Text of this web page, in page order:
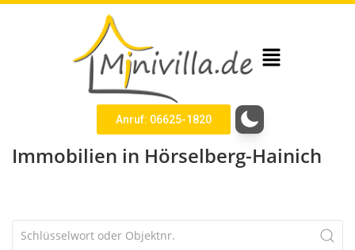
Anruf: 06625-1820
Immobilien in Hörselberg-Hainich